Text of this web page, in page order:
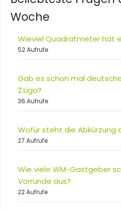
Woche
Wieviel Quadratmeter hat
52 Aufrufe
Gab es schon mal
2.Liga?
36 Aufrufe
Wofür steht die Abkürzung
27 Aufrufe
Wie viele WM-Gastgeber
Vorrunde aus?
22 Aufrufe